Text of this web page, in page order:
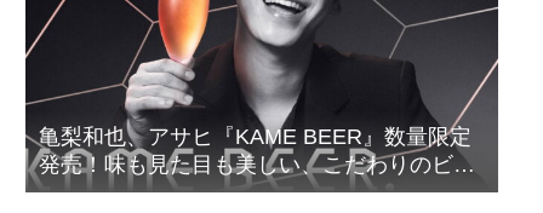
亀梨和也、アサヒ『KAME BEER』数量限定
発売！味も見た目も美しい、こだわりのビー
ルがついに完成